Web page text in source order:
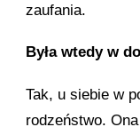
zaufania.
Była wtedy w
Tak, u siebie w
rodzeństwo.